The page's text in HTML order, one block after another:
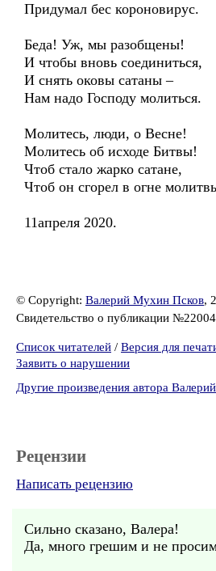
Придумал бес короновирус.
Беда! Уж, мы разобщены!
И чтобы вновь соединиться,
И снять оковы сатаны –
Нам надо Господу молиться.
Молитесь, люди, о Весне!
Молитесь об исходе Битвы!
Чтоб стало жарко сатане,
Чтоб он сгорел в огне
11апреля 2020.
© Copyright: Валерий Мухин Псков,
Свидетельство о публикации
Список читателей / Версия для
Заявить о нарушении
Другие произведения автора
Рецензии
Написать рецензию
Сильно сказано, Валера!
Да, много грешим и не